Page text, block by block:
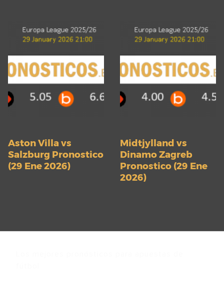
Aston Villa vs
Salzburg Pronostico
(29 Ene 2026)
Midtjylland vs
Dinamo Zagreb
Pronostico (29 Ene
2026)